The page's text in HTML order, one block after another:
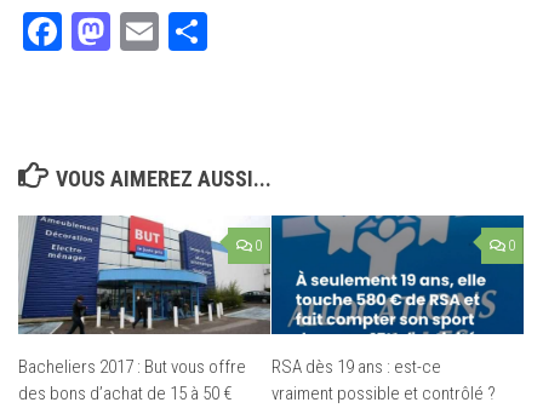
Facebook
Mastodon
Email
VOUS AIMEREZ AUSSI...
0
Bacheliers 2017 : But vous offre
des bons d’achat de 15 à 50 €
0
RSA dès 19 ans : est-ce
vraiment possible et contrôlé ?